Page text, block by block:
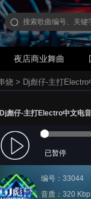
夜店商业舞曲
烧 > Dj彪仔-主打
Dj彪仔-主打Electro中文电
已暂停
编号：33044
音质：320